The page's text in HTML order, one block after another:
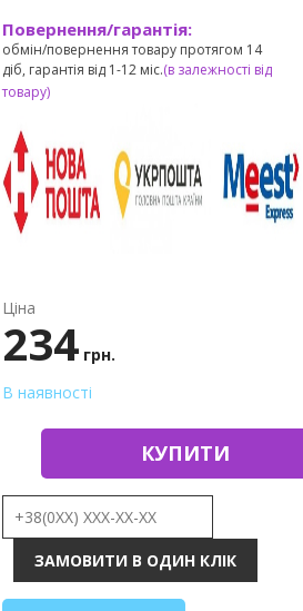
Повернення/гарантія:
обмін/повернення товару протягом 14
діб, гарантія від 1-12 міс.(в залежності від
товару)
Ціна
234 грн.
В наявності
КУПИТИ